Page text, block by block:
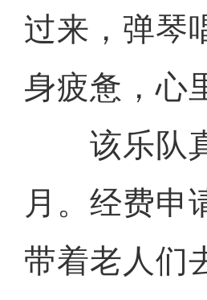
过来，弹琴
身疲惫，心
该乐队真
月。经费申
带着老人们